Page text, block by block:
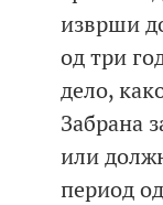
изврши
од три
дело,
Забрана
или
период